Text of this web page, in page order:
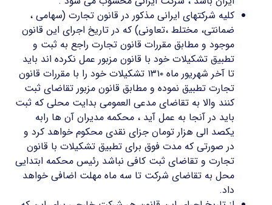
کلیه شرکتهای ایرانی مذکور در قانون تجارت (سهامی ،
ضمانتی، مختلط ،تعاونی) که در تاریخ اجرای این قانون
موجود و مطابق مقررات قانون تجارت راجع به ثبت و
تطبیق تشکیلات خود با قانون مزبور عمل نکرده اند باید
تا آخر شهریور ماه ۱۳۱۰ تشکیلات خود را با مقررات قانون
تجارت تطبیق نموده و مطابق قانون مزبور تقاضای ثبت
کنند والا به تقاضای مدعی العمومی بدایت محلی که ثبت
باید در آنجا به عمل آید ، محکمه مدیران آن ها رابه
یکصد الی هزار تومان جزای نقدی محکوم خواهد کرد و
در صورتی که مدت فوق برای تطبیق تشکیلات با قانون
تجارت و تقاضای ثبت کافی نباشد رئیس محکمه ابتدایی
محل به تقاضای شرکت تا سه ماه مهلت اضافی خواهد
داد.